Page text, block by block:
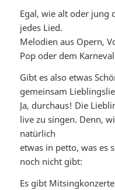
Egal, wie alt oder jung
jedes Lied.
Melodien aus Opern,
Pop oder dem
Gibt es also etwas
gemeinsam
Ja, durchaus! Die
live zu singen. Denn,
natürlich
etwas in petto, was es
noch nicht gibt:
Es gibt